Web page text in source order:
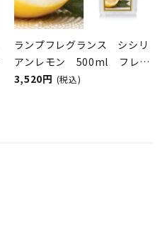
ランプフレグランス シシリ
アンレモン 500ml フレグ
ランスランプ用オイル
3,520円 (税込)